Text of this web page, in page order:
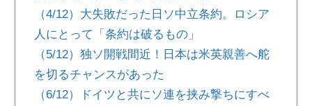
（4/12）大失敗だった日ソ中立条約。ロシア
人にとって「条約は破るもの」
（5/12）独ソ開戦間近！日本は米英親善へ舵
を切るチャンスがあった
（6/12）ドイツと共にソ連を挟み撃ちにすべ